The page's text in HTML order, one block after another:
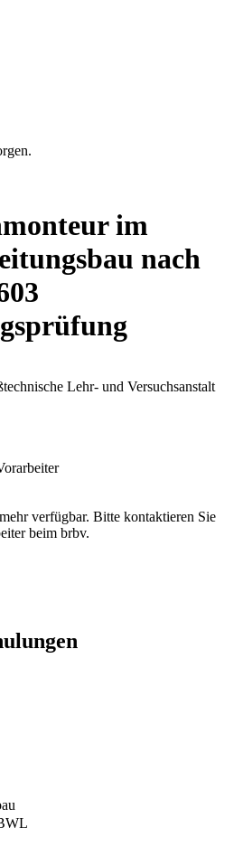
im
nach
Lehr- und Versuchsanstalt
verfügbar. Bitte kontaktieren Sie
beim brbv.